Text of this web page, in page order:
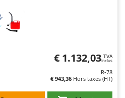
€ 1.132,03 TVA
Inclus
R-78
€ 943,36 Hors taxes (HT)